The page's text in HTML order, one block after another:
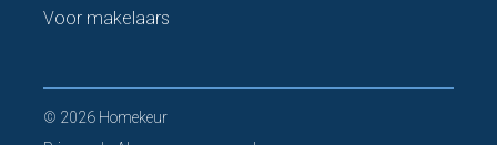
Voor makelaars
© 2026 Homekeur